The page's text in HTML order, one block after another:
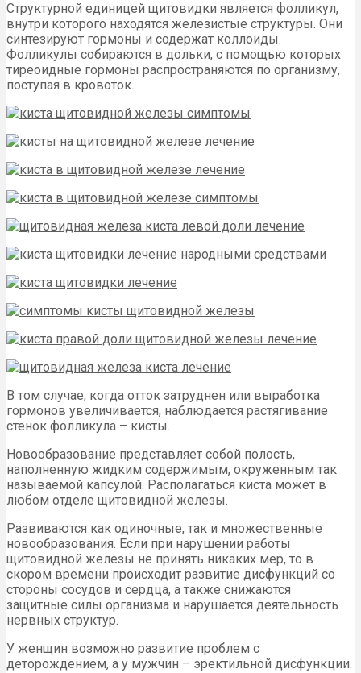
Структурной единицей щитовидки является фолликул,
внутри которого находятся железистые структуры. Они
синтезируют гормоны и содержат коллоиды.
Фолликулы собираются в дольки, с помощью которых
тиреоидные гормоны распространяются по организму,
поступая в кровоток.
В том случае, когда отток затруднен или выработка
гормонов увеличивается, наблюдается растягивание
стенок фолликула – кисты.
Новообразование представляет собой полость,
наполненную жидким содержимым, окруженным так
называемой капсулой. Располагаться киста может в
любом отделе щитовидной железы.
Развиваются как одиночные, так и множественные
новообразования. Если при нарушении работы
щитовидной железы не принять никаких мер, то в
скором времени происходит развитие дисфункций со
стороны сосудов и сердца, а также снижаются
защитные силы организма и нарушается деятельность
нервных структур.
У женщин возможно развитие проблем с
деторождением, а у мужчин – эректильной дисфункции.